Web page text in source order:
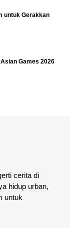
untuk Gerakkan
Games 2026
cerita di
hidup urban,
untuk